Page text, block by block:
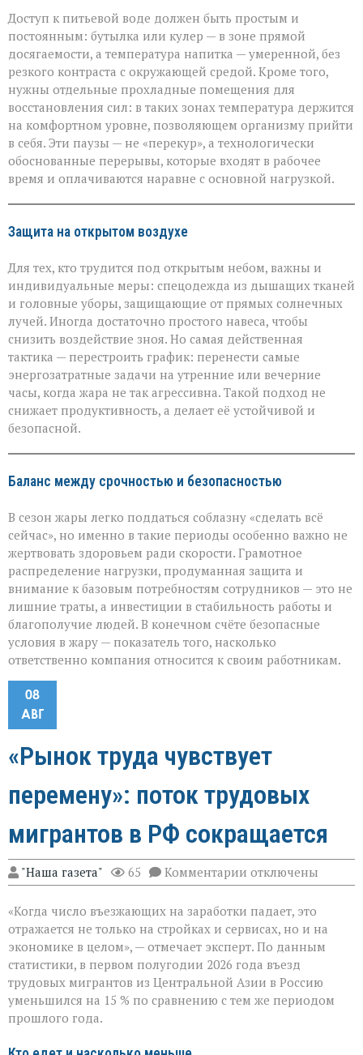
Доступ к питьевой воде должен быть простым и
постоянным: бутылка или кулер — в зоне прямой
досягаемости, а температура напитка — умеренной, без
резкого контраста с окружающей средой. Кроме того,
нужны отдельные прохладные помещения для
восстановления сил: в таких зонах температура держится
на комфортном уровне, позволяющем организму прийти
в себя. Эти паузы — не «перекур», а технологически
обоснованные перерывы, которые входят в рабочее
время и оплачиваются наравне с основной нагрузкой.
Защита на открытом воздухе
Для тех, кто трудится под открытым небом, важны и
индивидуальные меры: спецодежда из дышащих тканей
и головные уборы, защищающие от прямых солнечных
лучей. Иногда достаточно простого навеса, чтобы
снизить воздействие зноя. Но самая действенная
тактика — перестроить график: перенести самые
энергозатратные задачи на утренние или вечерние
часы, когда жара не так агрессивна. Такой подход не
снижает продуктивность, а делает её устойчивой и
безопасной.
Баланс между срочностью и безопасностью
В сезон жары легко поддаться соблазну «сделать всё
сейчас», но именно в такие периоды особенно важно не
жертвовать здоровьем ради скорости. Грамотное
распределение нагрузки, продуманная защита и
внимание к базовым потребностям сотрудников — это не
лишние траты, а инвестиции в стабильность работы и
благополучие людей. В конечном счёте безопасные
условия в жару — показатель того, насколько
ответственно компания относится к своим работникам.
08
АВГ
«Рынок труда чувствует
перемену»: поток трудовых
мигрантов в РФ сокращается
"Наша газета" 65 Комментарии к
записи
труда
чувствует
перемену»:
поток
трудовых
мигрантов
в
РФ
отключены
«Когда число въезжающих на заработки падает, это
отражается не только на стройках и сервисах, но и на
экономике в целом», — отмечает эксперт. По данным
статистики, в первом полугодии 2026 года въезд
трудовых мигрантов из Центральной Азии в Россию
уменьшился на 15 % по сравнению с тем же периодом
прошлого года.